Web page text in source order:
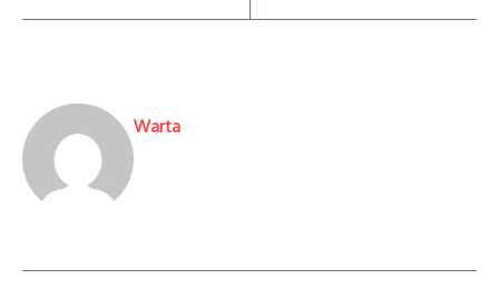
Warta